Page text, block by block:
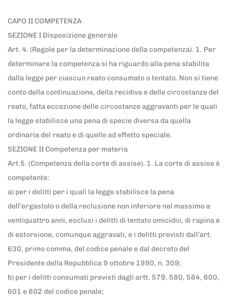
CAPO II COMPETENZA
SEZIONE I Disposizione generale
Art. 4. (Regole per la determinazione della competenza). 1. Per
determinare la competenza si ha riguardo alla pena stabilita
dalla legge per ciascun reato consumato o tentato. Non si tiene
conto della continuazione, della recidiva e delle circostanze del
reato, fatta eccezione delle circostanze aggravanti per le quali
la legge stabilisce una pena di specie diversa da quella
ordinaria del reato e di quelle ad effetto speciale.
SEZIONE II Competenza per materia
Art.5. (Competenza della corte di assise). 1. La corte di assise è
competente:
a) per i delitti per i quali la legge stabilisce la pena
dell’ergastolo o della reclusione non inferiore nel massimo a
ventiquattro anni, esclusi i delitti di tentato omicidio, di rapina e
di estorsione, comunque aggravati, e i delitti previsti dall’art.
630, primo comma, del codice penale e dal decreto del
Presidente della Repubblica 9 ottobre 1990, n. 309;
b) per i delitti consumati previsti dagli artt. 579, 580, 584, 600,
601 e 602 del codice penale;